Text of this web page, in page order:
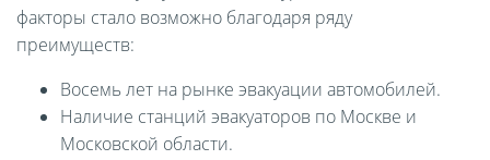
факторы стало возможно благодаря ряду
преимуществ:
Восемь лет на рынке эвакуации автомобилей.
Наличие станций эвакуаторов по Москве и
Московской области.